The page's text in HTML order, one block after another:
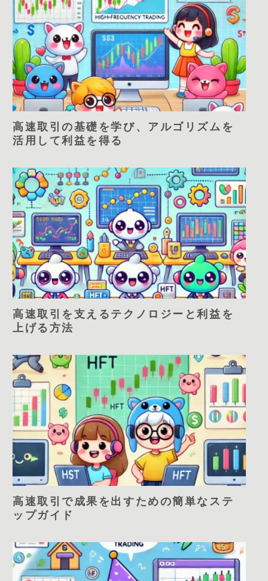
高速取引の基礎を学び、アルゴリズムを
活用して利益を得る
高速取引を支えるテクノロジーと利益を
上げる方法
高速取引で成果を出すための簡単なステ
ップガイド